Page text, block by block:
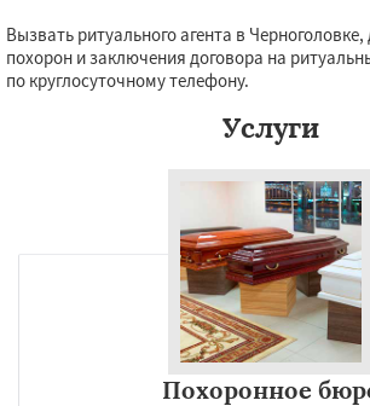
Вызвать ритуального агента в
похорон и заключения договора на
по круглосуточному телефону.
Услуги
Похоронное